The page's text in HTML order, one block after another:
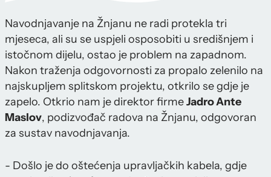
Navodnjavanje na Žnjanu ne radi protekla tri
mjeseca, ali su se uspjeli osposobiti u središnjem i
istočnom dijelu, ostao je problem na zapadnom.
Nakon traženja odgovornosti za propalo zelenilo na
najskupljem splitskom projektu, otkrilo se gdje je
zapelo. Otkrio nam je direktor firmeJadro Ante
Maslov, podizvođač radova na Žnjanu, odgovoran
za sustav navodnjavanja.
- Došlo je do oštećenja upravljačkih kabela, gdje